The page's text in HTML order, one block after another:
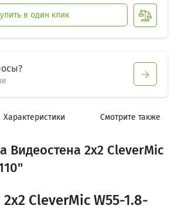
в один клик
Характеристики Смотрите также
Видеостена 2x2 CleverMic
CleverMic W55-1.8-